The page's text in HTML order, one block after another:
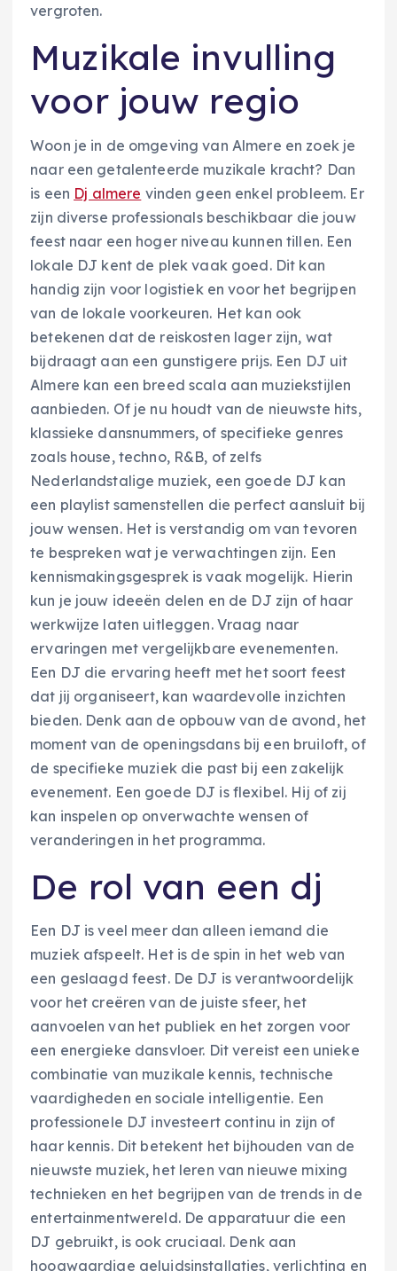
vergroten.
Muzikale invulling
voor jouw regio
Woon je in de omgeving van Almere en zoek je
naar een getalenteerde muzikale kracht? Dan
is een Dj almere vinden geen enkel probleem. Er
zijn diverse professionals beschikbaar die jouw
feest naar een hoger niveau kunnen tillen. Een
lokale DJ kent de plek vaak goed. Dit kan
handig zijn voor logistiek en voor het begrijpen
van de lokale voorkeuren. Het kan ook
betekenen dat de reiskosten lager zijn, wat
bijdraagt aan een gunstigere prijs. Een DJ uit
Almere kan een breed scala aan muziekstijlen
aanbieden. Of je nu houdt van de nieuwste hits,
klassieke dansnummers, of specifieke genres
zoals house, techno, R&B, of zelfs
Nederlandstalige muziek, een goede DJ kan
een playlist samenstellen die perfect aansluit bij
jouw wensen. Het is verstandig om van tevoren
te bespreken wat je verwachtingen zijn. Een
kennismakingsgesprek is vaak mogelijk. Hierin
kun je jouw ideeën delen en de DJ zijn of haar
werkwijze laten uitleggen. Vraag naar
ervaringen met vergelijkbare evenementen.
Een DJ die ervaring heeft met het soort feest
dat jij organiseert, kan waardevolle inzichten
bieden. Denk aan de opbouw van de avond, het
moment van de openingsdans bij een bruiloft, of
de specifieke muziek die past bij een zakelijk
evenement. Een goede DJ is flexibel. Hij of zij
kan inspelen op onverwachte wensen of
veranderingen in het programma.
De rol van een dj
Een DJ is veel meer dan alleen iemand die
muziek afspeelt. Het is de spin in het web van
een geslaagd feest. De DJ is verantwoordelijk
voor het creëren van de juiste sfeer, het
aanvoelen van het publiek en het zorgen voor
een energieke dansvloer. Dit vereist een unieke
combinatie van muzikale kennis, technische
vaardigheden en sociale intelligentie. Een
professionele DJ investeert continu in zijn of
haar kennis. Dit betekent het bijhouden van de
nieuwste muziek, het leren van nieuwe mixing
technieken en het begrijpen van de trends in de
entertainmentwereld. De apparatuur die een
DJ gebruikt, is ook cruciaal. Denk aan
hoogwaardige geluidsinstallaties, verlichting en